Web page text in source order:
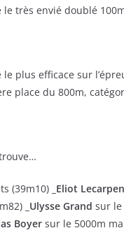
très envié doublé
le plus efficace sur
place du 800m,
(39m10) _Eliot
_Ulysse Grand sur le
Boyer sur le 5000m